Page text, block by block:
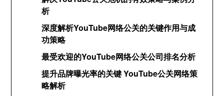
析
深度解析YouTube网络公关的关键作用与成
功策略
最受欢迎的YouTube网络公关公司排名分析
提升品牌曝光率的关键 YouTube公关网络策
略解析